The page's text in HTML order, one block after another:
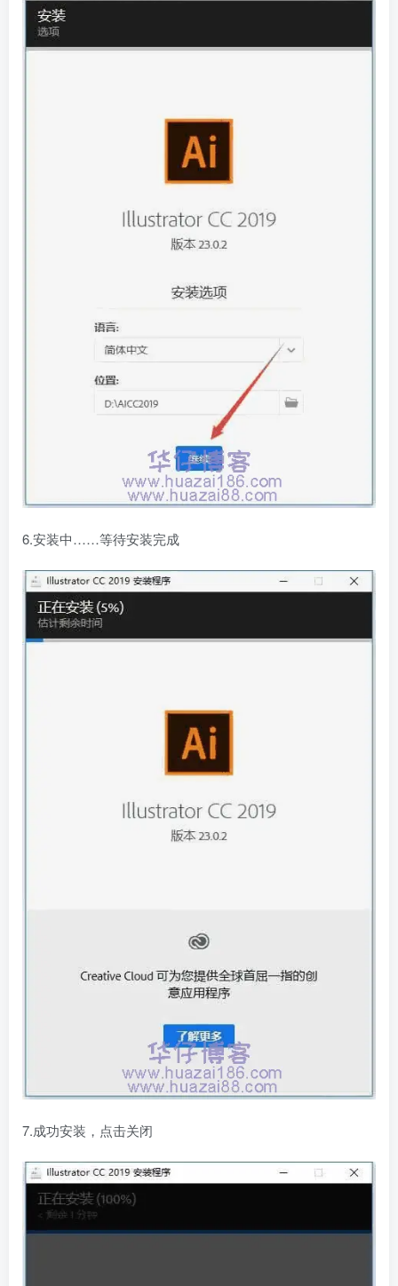
6.安装中……等待安装完成
7.成功安装，点击关闭